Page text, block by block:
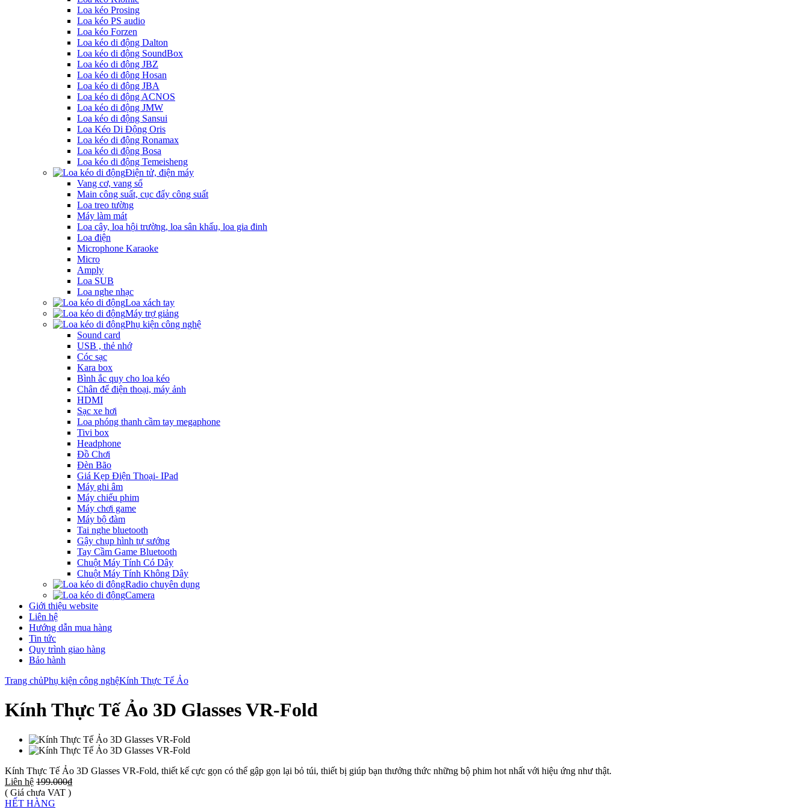
Loa kéo Prosing
Loa kéo PS audio
Loa kéo Forzen
Loa kéo di động Dalton
Loa kéo di động SoundBox
Loa kéo di động JBZ
Loa kéo di động Hosan
Loa kéo di động JBA
Loa kéo di động ACNOS
Loa kéo di động JMW
Loa kéo di động Sansui
Loa Kéo Di Động Oris
Loa kéo di động Ronamax
Loa kéo di động Bosa
Loa kéo di động Temeisheng
Điện tử, điện máy
Vang cơ, vang số
Main công suất, cục đẩy công suất
Loa treo tường
Máy làm mát
Loa cây, loa hội trường, loa sân khấu, loa gia đinh
Loa điện
Microphone Karaoke
Micro
Amply
Loa SUB
Loa nghe nhạc
Loa xách tay
Máy trợ giảng
Phụ kiện công nghệ
Sound card
USB , thẻ nhớ
Cóc sạc
Kara box
Bình ắc quy cho loa kéo
Chân để điện thoại, máy ảnh
HDMI
Sạc xe hơi
Loa phóng thanh cầm tay megaphone
Tivi box
Headphone
Đồ Chơi
Đèn Bão
Giá Kẹp Điện Thoại- IPad
Máy ghi âm
Máy chiếu phim
Máy chơi game
Máy bộ đàm
Tai nghe bluetooth
Gậy chụp hình tự sướng
Tay Cầm Game Bluetooth
Chuột Máy Tính Có Dây
Chuột Máy Tính Không Dây
Radio chuyên dụng
Camera
Giới thiệu website
Liên hệ
Hướng dẫn mua hàng
Tin tức
Quy trình giao hàng
Bảo hành
Trang chủPhụ kiện công nghệKính Thực Tế Ảo
Kính Thực Tế Ảo 3D Glasses VR-Fold
Kính Thực Tế Ảo 3D Glasses VR-Fold, thiết kế cực gọn có thể gập gọn lại bỏ túi, thiết bị giúp bạn thưởng thức những bộ phim hot nhất với hiệu ứng như thật.
Liên hệ 199.000₫
( Giá chưa VAT )
HẾT HÀNG